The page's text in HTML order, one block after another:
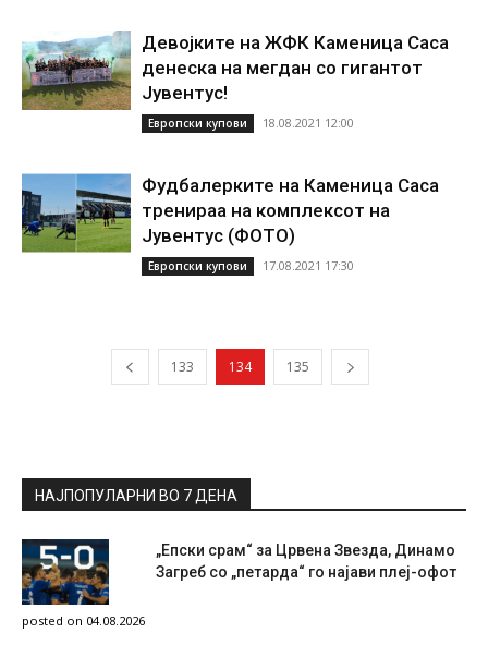
Девојките на ЖФК Каменица Саса
денеска на мегдан со гигантот
Јувентус!
Европски купови 18.08.2021 12:00
Фудбалерките на Каменица Саса
тренираа на комплексот на
Јувентус (ФОТО)
Европски купови 17.08.2021 17:30
133 134 135
НАЈПОПУЛАРНИ ВО 7 ДЕНА
„Епски срам“ за Црвена Звезда, Динамо
Загреб со „петарда“ го најави плеј-офот
posted on 04.08.2026